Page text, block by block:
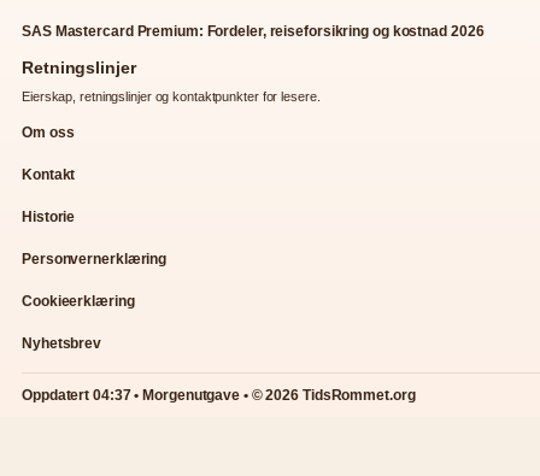
SAS Mastercard Premium: Fordeler, reiseforsikring og kostnad 2026
Retningslinjer
Eierskap, retningslinjer og kontaktpunkter for lesere.
Om oss
Kontakt
Historie
Personvernerklæring
Cookieerklæring
Nyhetsbrev
Oppdatert 04:37 • Morgenutgave • © 2026 TidsRommet.org